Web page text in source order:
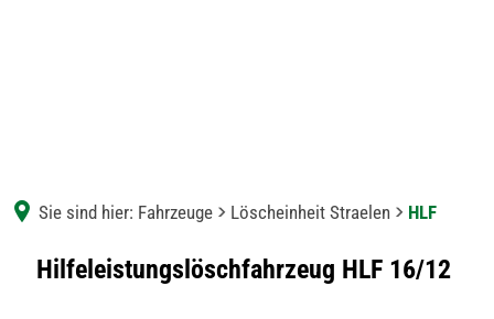
Sie sind hier: Fahrzeuge Löscheinheit Straelen HLF
HLFHilfeleistungslöschfahrzeug HLF 16/12